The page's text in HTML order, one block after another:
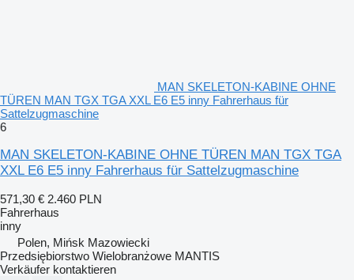
MAN SKELETON-KABINE OHNE
TÜREN MAN TGX TGA XXL E6 E5 inny Fahrerhaus für
Sattelzugmaschine
6
MAN SKELETON-KABINE OHNE TÜREN MAN TGX TGA
XXL E6 E5 inny Fahrerhaus für Sattelzugmaschine
571,30 € 2.460 PLN
Fahrerhaus
inny
Polen, Mińsk Mazowiecki
Przedsiębiorstwo Wielobranżowe MANTIS
Verkäufer kontaktieren